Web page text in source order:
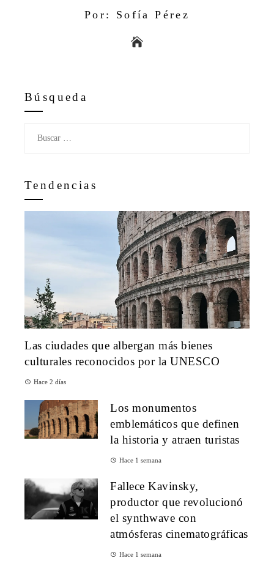
Por: Sofía Pérez
Búsqueda
Tendencias
Las ciudades que albergan más bienes
culturales reconocidos por la UNESCO
Hace 2 días
Los monumentos
emblemáticos que definen
la historia y atraen turistas
Hace 1 semana
Fallece Kavinsky,
productor que revolucionó
el synthwave con
atmósferas cinematográficas
Hace 1 semana